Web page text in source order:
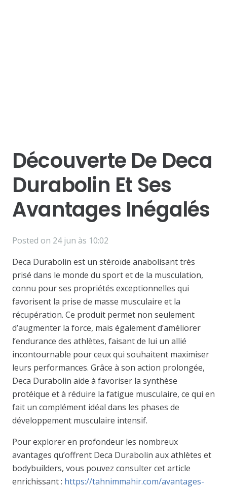
Découverte De Deca
Durabolin Et Ses
Avantages Inégalés
Posted on 24 jun às 10:02
Deca Durabolin est un stéroïde anabolisant très
prisé dans le monde du sport et de la musculation,
connu pour ses propriétés exceptionnelles qui
favorisent la prise de masse musculaire et la
récupération. Ce produit permet non seulement
d’augmenter la force, mais également d’améliorer
l’endurance des athlètes, faisant de lui un allié
incontournable pour ceux qui souhaitent maximiser
leurs performances. Grâce à son action prolongée,
Deca Durabolin aide à favoriser la synthèse
protéique et à réduire la fatigue musculaire, ce qui en
fait un complément idéal dans les phases de
développement musculaire intensif.
Pour explorer en profondeur les nombreux
avantages qu’offrent Deca Durabolin aux athlètes et
bodybuilders, vous pouvez consulter cet article
enrichissant : https://tahnimmahir.com/avantages-